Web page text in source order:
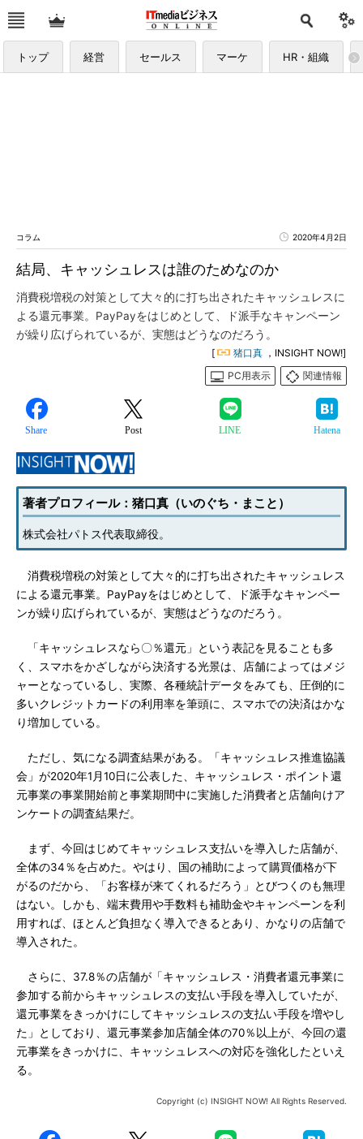
トップ 経営 セールス マーケ HR・組織
コラム 2020年4月2日
結局、キャッシュレスは誰のためなのか
消費税増税の対策として大々的に打ち出されたキャッシュレスに
よる還元事業。PayPayをはじめとして、ド派手なキャンペーン
が繰り広げられているが、実態はどうなのだろう。
[ 猪口真 ，INSIGHT NOW!]
PC用表示
関連情報
Share Post LINE Hatena
著者プロフィール：猪口真（いのぐち・まこと）
株式会社パトス代表取締役。
消費税増税の対策として大々的に打ち出されたキャッシュレス
による還元事業。PayPayをはじめとして、ド派手なキャンペー
ンが繰り広げられているが、実態はどうなのだろう。
「キャッシュレスなら〇％還元」という表記を見ることも多
く、スマホをかざしながら決済する光景は、店舗によってはメジ
ャーとなっているし、実際、各種統計データをみても、圧倒的に
多いクレジットカードの利用率を筆頭に、スマホでの決済はかな
り増加している。
ただし、気になる調査結果がある。「キャッシュレス推進協議
会」が2020年1月10日に公表した、キャッシュレス・ポイント還
元事業の事業開始前と事業期間中に実施した消費者と店舗向けア
ンケートの調査結果だ。
まず、今回はじめてキャッシュレス支払いを導入した店舗が、
全体の34％を占めた。やはり、国の補助によって購買価格が下
がるのだから、「お客様が来てくれるだろう」とびつくのも無理
はない。しかも、端末費用や手数料も補助金やキャンペーンを利
用すれば、ほとんど負担なく導入できるとあり、かなりの店舗で
導入された。
さらに、37.8％の店舗が「キャッシュレス・消費者還元事業に
参加する前からキャッシュレスの支払い手段を導入していたが、
還元事業をきっかけにしてキャッシュレスの支払い手段を増やし
た」としており、還元事業参加店舗全体の70％以上が、今回の還
元事業をきっかけに、キャッシュレスへの対応を強化したといえ
る。
Copyright (c) INSIGHT NOW! All Rights Reserved.